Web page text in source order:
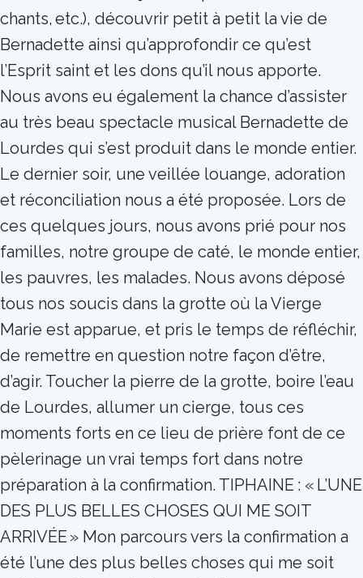
chants, etc.), découvrir petit à petit la vie de
Bernadette ainsi qu’approfondir ce qu’est
l’Esprit saint et les dons qu’il nous apporte.
Nous avons eu également la chance d’assister
au très beau spectacle musical Bernadette de
Lourdes qui s’est produit dans le monde entier.
Le dernier soir, une veillée louange, adoration
et réconciliation nous a été proposée. Lors de
ces quelques jours, nous avons prié pour nos
familles, notre groupe de caté, le monde entier,
les pauvres, les malades. Nous avons déposé
tous nos soucis dans la grotte où la Vierge
Marie est apparue, et pris le temps de réfléchir,
de remettre en question notre façon d’être,
d’agir. Toucher la pierre de la grotte, boire l’eau
de Lourdes, allumer un cierge, tous ces
moments forts en ce lieu de prière font de ce
pèlerinage un vrai temps fort dans notre
préparation à la confirmation. TIPHAINE : « L’UNE
DES PLUS BELLES CHOSES QUI ME SOIT
ARRIVÉE » Mon parcours vers la confirmation a
été l’une des plus belles choses qui me soit